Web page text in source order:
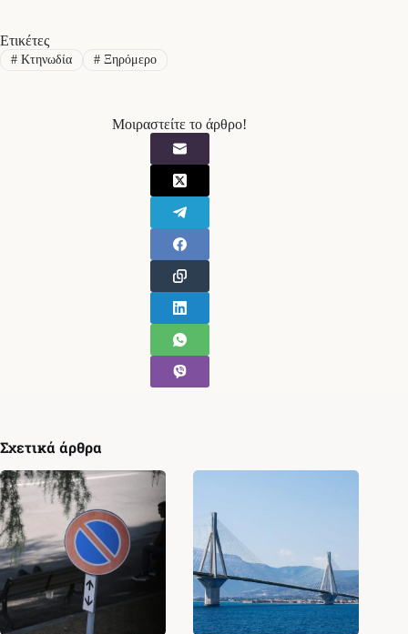
Ετικέτες
#Κτηνωδία #Ξηρόμερο
Μοιραστείτε το άρθρο!
Σχετικά άρθρα